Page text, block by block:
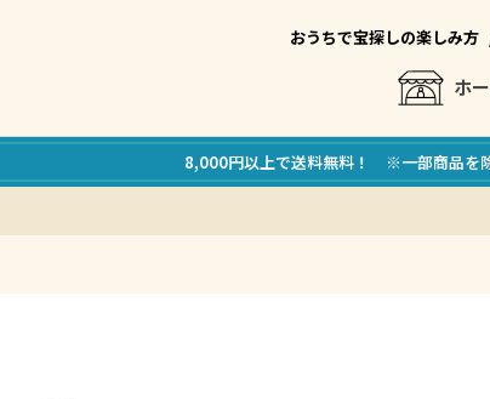
おうちで宝探しの楽しみ方
ホ
8,000円以上で送料無料！ ※一部商品を